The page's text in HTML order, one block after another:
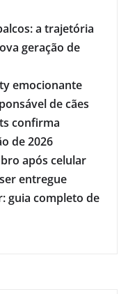
a trajetória
geração de
emocionante
de cães
confirma
de 2026
após celular
entregue
guia completo de